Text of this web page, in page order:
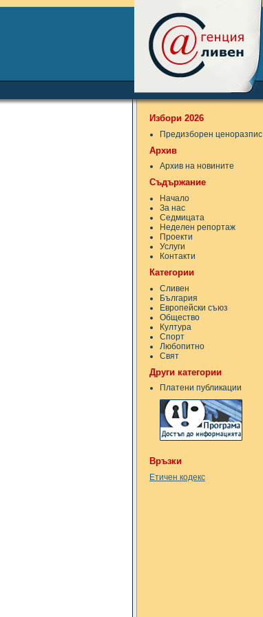
Избори 2026
Предизборен ценоразпис
Архив
Архив на новините
Съдържание
Начало
За нас
Седмицата
Неделен репортаж
Проекти
Услуги
Контакти
Категории
Сливен
България
Европейски съюз
Общество
Култура
Спорт
Любопитно
Свят
Други категории
Платени публикации
Връзки
Етичен кодекс